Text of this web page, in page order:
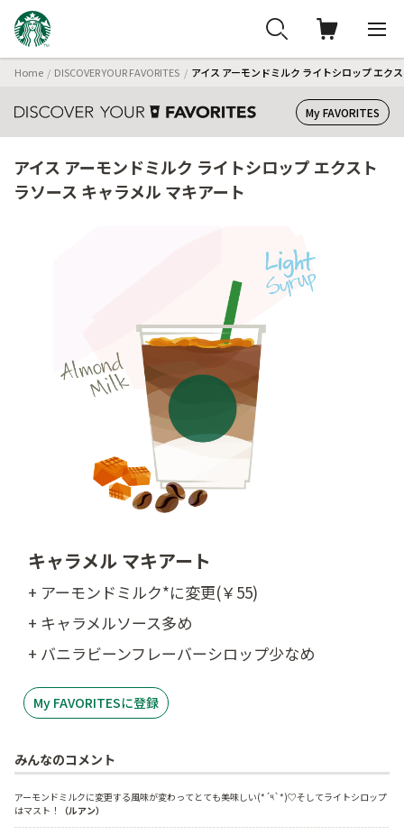
Home DISCOVER YOUR FAVORITES アイス アーモンドミルク ライトシロップ エク
My FAVORITES
アイス アーモンドミルク ライトシロップ エクスト
ラソース キャラメル マキアート
キャラメル マキアート
+ アーモンドミルク*に変更(￥55)
+ キャラメルソース多め
+ バニラビーンフレーバーシロップ少なめ
My FAVORITESに登録
みんなのコメント
アーモンドミルクに変更する風味が変わってとても美味しい(*´༥`*)♡そしてライトシロップ
はマスト！
（ルアン）